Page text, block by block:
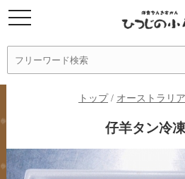
トップ/ オーストラリ
仔羊タン冷